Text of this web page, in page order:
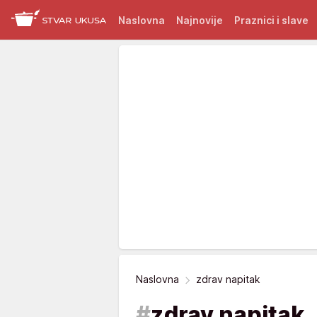
Naslovna Najnovije Praznici i slave
Naslovna zdrav napitak